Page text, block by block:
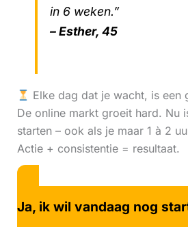
in 6 weken.”
– Esther, 45
Elke dag dat je wacht, is een
De online markt groeit hard. Nu
starten – ook als je maar 1 à 2
Actie + consistentie = resultaat.
Ja, ik wil vandaag nog